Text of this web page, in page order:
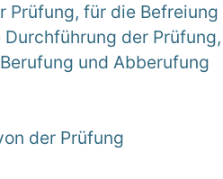
Prüfung, für die Befreiung
der Prüfung,
und Abberufung
der Prüfung